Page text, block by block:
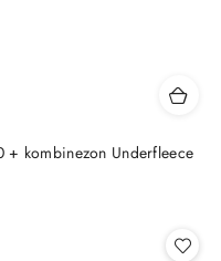
+ kombinezon Underfleece